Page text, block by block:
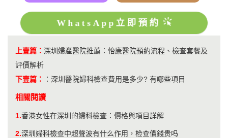
WhatsApp立即預約
上壹篇： 深圳婦產醫院推薦：怡康醫院預約流程、檢查套餐及
評價解析
下壹篇：
： 深圳醫院婦科檢查費用是多少? 有哪些項目
相關閱讀
1.香港女性在深圳的婦科檢查：價格與項目詳解
2.深圳婦科檢查中超聲波有什么作用，检查價錢贵吗